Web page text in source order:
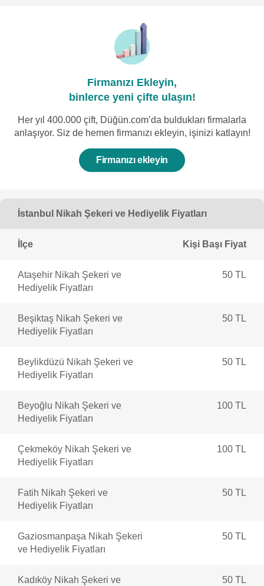
Firmanızı Ekleyin,
binlerce yeni çifte ulaşın!
Her yıl 400.000 çift, Düğün.com’da buldukları firmalarla
anlaşıyor. Siz de hemen firmanızı ekleyin, işinizi katlayın!
Firmanızı ekleyin
İstanbul Nikah Şekeri ve Hediyelik Fiyatları
İlçe Kişi Başı Fiyat
Ataşehir Nikah Şekeri ve
Hediyelik Fiyatları
50 TL
Beşiktaş Nikah Şekeri ve
Hediyelik Fiyatları
50 TL
Beylikdüzü Nikah Şekeri ve
Hediyelik Fiyatları
50 TL
Beyoğlu Nikah Şekeri ve
Hediyelik Fiyatları
100 TL
Çekmeköy Nikah Şekeri ve
Hediyelik Fiyatları
100 TL
Fatih Nikah Şekeri ve
Hediyelik Fiyatları
50 TL
Gaziosmanpaşa Nikah Şekeri
ve Hediyelik Fiyatları
50 TL
Kadıköy Nikah Şekeri ve
50 TL